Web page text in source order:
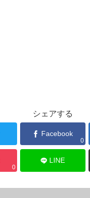
シェアする
Facebook
0
0
LINE